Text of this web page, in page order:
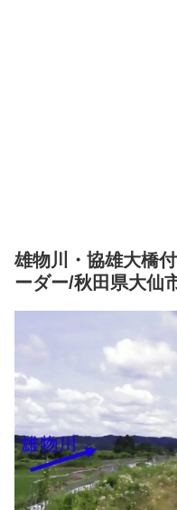
雄物川・協雄大橋
ーダー/秋田県大仙